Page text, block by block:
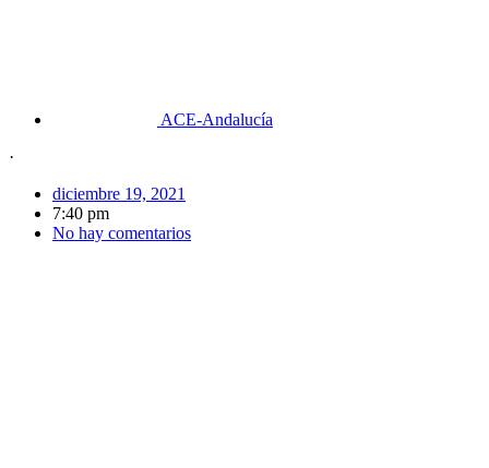
ACE-Andalucía
·
diciembre 19, 2021
7:40 pm
No hay comentarios